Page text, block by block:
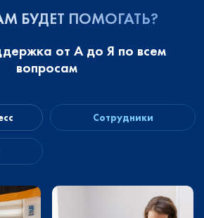
БУДЕТ ПОМОГАТЬ?
от А до Я по всем
вопросам
Сотрудники